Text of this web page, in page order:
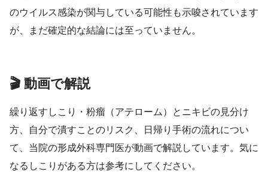
のウイルス感染が関与している可能性も示唆されています
が、まだ確定的な結論には至っていません。
🎬 動画で解説
繰り返すしこり・粉瘤（アテローム）とニキビの見分け
方、自分で潰すことのリスク、日帰り手術の流れについ
て、当院の形成外科専門医が動画で解説しています。気に
なるしこりがある方は参考にしてください。